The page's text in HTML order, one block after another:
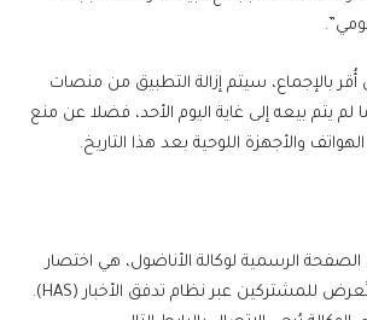
أُقر بالإجماع، سيتم إزالة التطبيق من منصات
لم يتم بيعه إلى غاية اليوم الأحد، فضلا عن منع
والأجهزة اللوحية بعد هذا التاريخ.
الصفحة الرسمية لوكالة الأناضول، هي اختصار
لجزء من الأخبار التي تُعرض للمشتركين عبر نظام تدفق الأخبار (HAS).